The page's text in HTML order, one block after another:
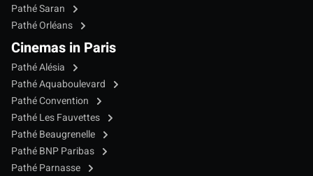
Pathé Saran
Pathé Orléans
Cinemas in Paris
Pathé Alésia
Pathé Aquaboulevard
Pathé Convention
Pathé Les Fauvettes
Pathé Beaugrenelle
Pathé BNP Paribas
Pathé Parnasse